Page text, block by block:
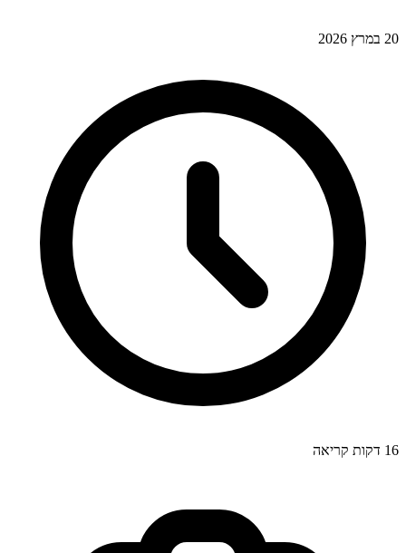
20 במרץ 2026
16 דקות קריאה